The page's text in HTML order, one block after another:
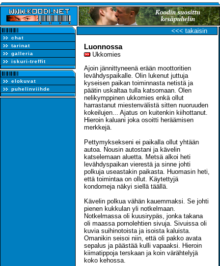
chat
tarinat
galleria
iskuri-treffit
elokuvat
puhelinviihde
<<< takaisin
Luonnossa
Ukkomies
Ajoin jännittyneenä erään moottoritien
levähdyspaikalle. Olin lukenut juttuja
kyseisen paikan toiminnasta netistä ja
päätin uskaltaa tulla katsomaan. Olen
nelikymppinen ukkomies enkä ollut
harrastanut miestenvälistä sitten nuoruuden
kokeilujen... Ajatus on kuitenkin kiihottanut.
Hieroin kaluani joka osoitti heräämisen
merkkejä.
Pettymyksekseni ei paikalla ollut yhtään
autoa. Nousin autostani ja kävelin
katselemaan aluetta. Metsä alkoi heti
levähdyspaikan vierestä ja sinne johti
polkuja useastakin paikasta. Huomasin heti,
että toimintaa on ollut. Käytettyjä
kondomeja näkyi siellä täällä.
Kävelin polkua vähän kauemmaksi. Se johti
pienen kukkulan yli notkelmaan.
Notkelmassa oli kuusirypäs, jonka takana
oli maassa pornolehtien sivuja. Sivuissa oli
kuvia suihinotoista ja isoista kaluista.
Omanikin seisoi niin, että oli pakko avata
sepalus ja päästää kulli vapaaksi. Hieroin
kiimatippoja terskaan ja koin värähtelyjä
koko kehossa.